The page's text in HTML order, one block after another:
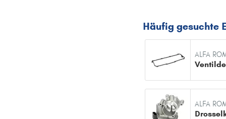
Häufig gesuchte
ALFA
ALFA